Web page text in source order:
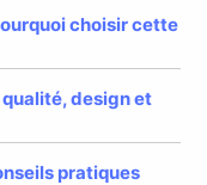
choisir cette
design et
pratiques